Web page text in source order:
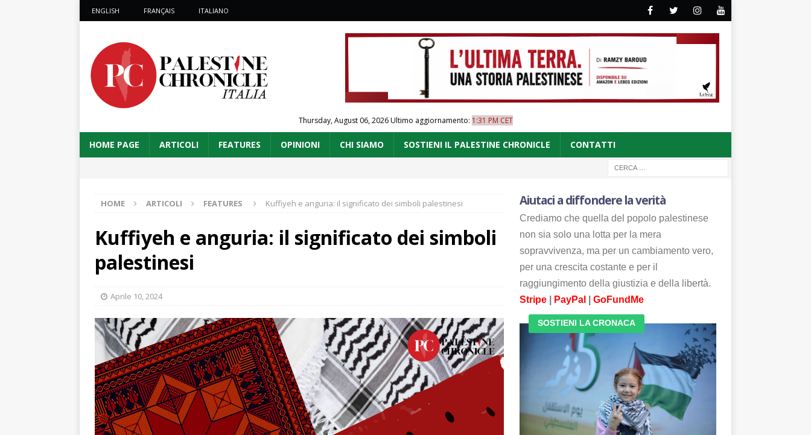
ENGLISH FRANÇAIS ITALIANO
Thursday, August 06, 2026Ultimo aggiornamento: 1:31 PM CET
HOME PAGE ARTICOLI FEATURES OPINIONI CHI SIAMO SOSTIENI IL PALESTINE CHRONICLE CONTATTI
HOME ARTICOLI FEATURES Kuffiyeh e anguria: il significato dei simboli palestinesi
Kuffiyeh e anguria: il significato dei simboli
palestinesi
Aprile 10, 2024
Aiutaci a diffondere la verità
Crediamo che quella del popolo palestinese
non sia solo una lotta per la mera
sopravvivenza, ma per un cambiamento vero,
per una crescita costante e per il
raggiungimento della giustizia e della libertà.
Stripe| PayPal GoFundMe
SOSTIENI LA CRONACA